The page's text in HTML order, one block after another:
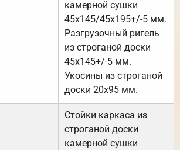
камерной сушки
45х145/45х195+/-5 мм.
Разгрузочный ригель
из строганой доски
45х145+/-5 мм.
Укосины из строганой
доски 20х95 мм.
Стойки каркаса из
строганой доски
камерной сушки